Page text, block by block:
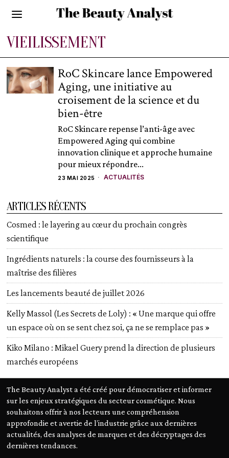
VIEILISSEMENT
RoC Skincare lance Empowered
Aging, une initiative au
croisement de la science et du
bien-être
RoC Skincare repense l’anti-âge avec
Empowered Aging qui combine
innovation clinique et approche humaine
pour mieux répondre...
23 MAI 2025 ACTUALITÉS
ARTICLES RÉCENTS
Cosmed : le layering au cœur du prochain congrès
scientifique
Ingrédients naturels : la course des fournisseurs à la
maîtrise des filières
Les lancements beauté de juillet 2026
Kelly Massol (Les Secrets de Loly) : « Une marque qui offre
un espace où on se sent chez soi, ça ne se remplace pas »
Kiko Milano : Mikael Guery prend la direction de plusieurs
marchés européens
The Beauty Analyst a été créé pour démocratiser et informer
sur les enjeux stratégiques du secteur cosmétique. Nous
souhaitons offrir à nos lecteurs une compréhension
approfondie et avertie de l’industrie grâce aux dernières
actualités, des analyses de marques et des décryptages des
dernières tendances.